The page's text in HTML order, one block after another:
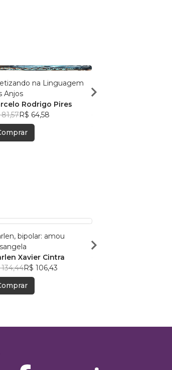
na Linguagem
Anjos
Rodrigo Pires
R$ 64,58
Pirassununga
bipolar: amou
Xavier Cintra
R$ 106,43
Natanael Adler